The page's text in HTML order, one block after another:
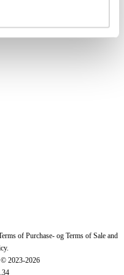
of Purchase- og Terms of Sale and
© 2023-2026